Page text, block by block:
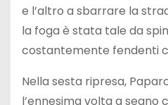
e l’altro a sbarrare la
la foga è stata tale da
costantemente fendenti
Nella sesta ripresa,
l’ennesima volta a segno